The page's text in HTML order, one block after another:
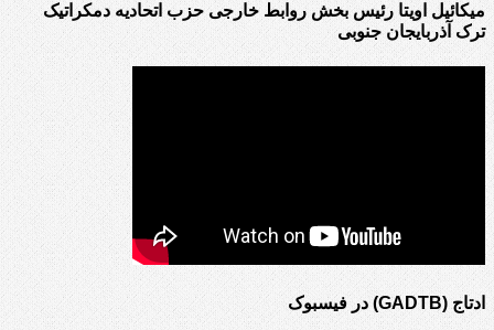
میکائیل اویتا رئیس بخش روابط خارجی حزب اتحادیه دمکراتیک
ترک آذربایجان جنوبی
ادتاج (GADTB) در فیسبوک